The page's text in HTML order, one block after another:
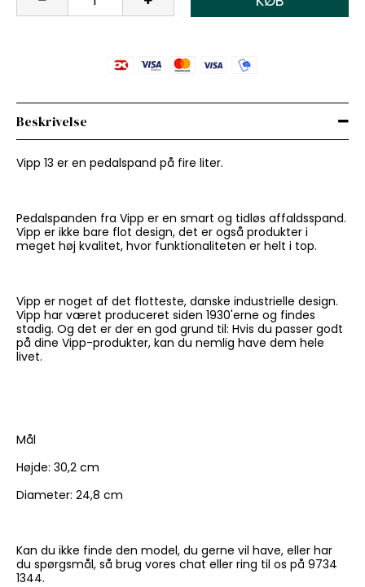
Beskrivelse
Vipp 13 er en pedalspand på fire liter.
Pedalspanden fra Vipp er en smart og tidløs affaldsspand.
Vipp er ikke bare flot design, det er også produkter i
meget høj kvalitet, hvor funktionaliteten er helt i top.
Vipp er noget af det flotteste, danske industrielle design.
Vipp har været produceret siden 1930'erne og findes
stadig. Og det er der en god grund til: Hvis du passer godt
på dine Vipp-produkter, kan du nemlig have dem hele
livet.
Mål
Højde: 30,2 cm
Diameter: 24,8 cm
Kan du ikke finde den model, du gerne vil have, eller har
du spørgsmål, så brug vores chat eller ring til os på 9734
1344.